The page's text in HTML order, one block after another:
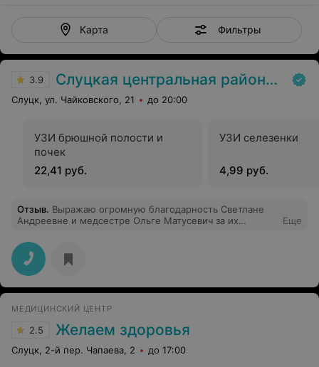
Карта Фильтры
3.9 Слуцкая центральная районная больница
Слуцк, ул. Чайковского, 21 до 20:00
УЗИ брюшной полости и
почек
22,41 руб.
УЗИ селезенки
4,99 руб.
Отзыв. Выражаю огромную благодарность Светлане
Андреевне и медсестре Ольге Матусевич за их
Спасибо!!!!!!!!
Еще
МЕДИЦИНСКИЙ ЦЕНТР
2.5 Желаем здоровья
Слуцк, 2-й пер. Чапаева, 2 до 17:00